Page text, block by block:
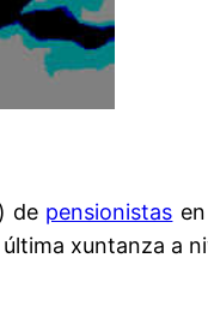
de pensionistas
xuntanza a